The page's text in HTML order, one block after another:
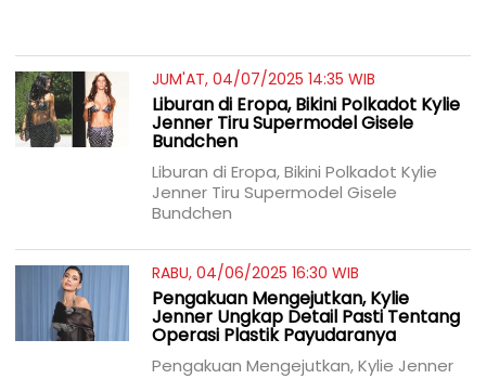
JUM'AT, 04/07/2025 14:35 WIB
Liburan di Eropa, Bikini Polkadot Kylie
Jenner Tiru Supermodel Gisele
Bundchen
Liburan di Eropa, Bikini Polkadot Kylie
Jenner Tiru Supermodel Gisele
Bundchen
RABU, 04/06/2025 16:30 WIB
Pengakuan Mengejutkan, Kylie
Jenner Ungkap Detail Pasti Tentang
Operasi Plastik Payudaranya
Pengakuan Mengejutkan, Kylie Jenner